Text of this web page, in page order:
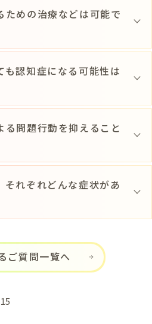
ための治療などは可能で
も認知症になる可能性は
る問題行動を抑えること
それぞれどんな症状があ
ご質問一覧へ